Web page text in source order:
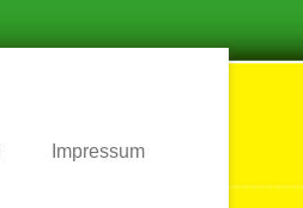
Impressum